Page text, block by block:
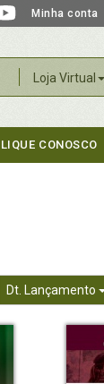
Minha conta
Loja Virtual
CONOSCO
Dt. Lançamento